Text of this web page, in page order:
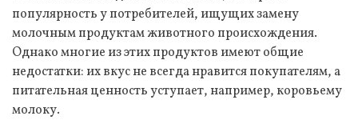
популярность у потребителей, ищущих замену
молочным продуктам животного происхождения.
Однако многие из этих продуктов имеют общие
недостатки: их вкус не всегда нравится покупателям, а
питательная ценность уступает, например, коровьему
молоку.